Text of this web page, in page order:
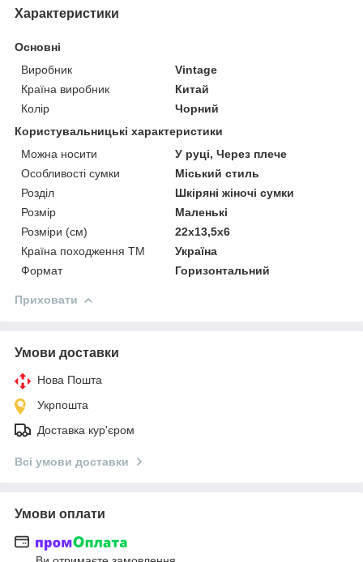
Характеристики
Основні
Виробник
Vintage
Країна виробник
Китай
Колір
Чорний
Користувальницькі характеристики
Можна носити
У руці, Через плече
Особливості сумки
Міський стиль
Розділ
Шкіряні жіночі сумки
Розмір
Маленькі
Розміри (см)
22х13,5х6
Країна походження ТМ
Україна
Формат
Горизонтальний
Приховати
Умови доставки
Нова Пошта
Укрпошта
Доставка кур'єром
Всі умови доставки
Умови оплати